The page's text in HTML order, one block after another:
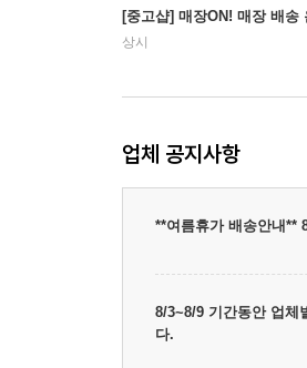
[중고샵] 매장ON! 매장 배송
상시
업체 공지사항
**여름휴가 배송안내**
8/3~8/9 기간동안 업체
다.